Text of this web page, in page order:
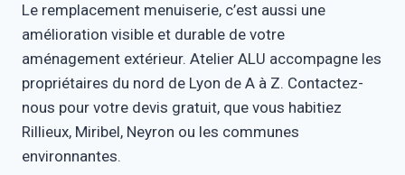
Le remplacement menuiserie, c’est aussi une
amélioration visible et durable de votre
aménagement extérieur. Atelier ALU accompagne les
propriétaires du nord de Lyon de A à Z. Contactez-
nous pour votre devis gratuit, que vous habitiez
Rillieux, Miribel, Neyron ou les communes
environnantes.